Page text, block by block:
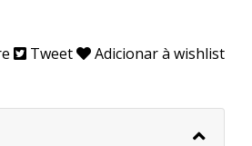
Tweet Adicionar à wishlist